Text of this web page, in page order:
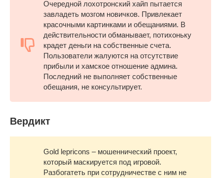
Очередной лохотронский хайп пытается
завладеть мозгом новичков. Привлекает
красочными картинками и обещаниями. В
действительности обманывает, потихоньку
крадет деньги на собственные счета.
Пользователи жалуются на отсутствие
прибыли и хамское отношение админа.
Последний не выполняет собственные
обещания, не консультирует.
Вердикт
Gold lepricons – мошеннический проект,
который маскируется под игровой.
Разбогатеть при сотрудничестве с ним не